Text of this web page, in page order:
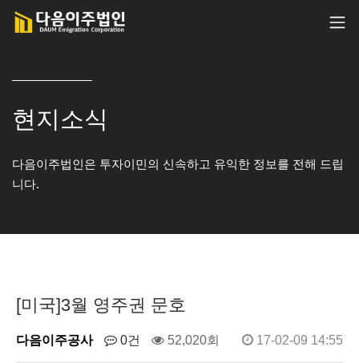
현지소식
다음이주법인은 투자이민의 신속하고 유익한 정보를 전해 드립
니다.
[미국]3월 영주권 문호
다음이주공사 0건 52,020회 17-02-09 14:55